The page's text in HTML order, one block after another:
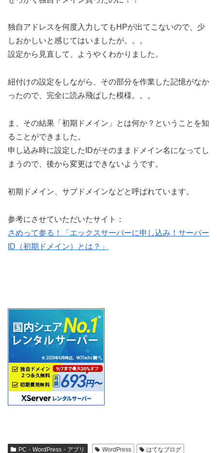
独自アドレスを何度入力してもHPが出てこないので、少
しおかしいと感じてはいましたが。。。
設定から見直して、ようやくわかりました。
紐付けの設定をしながら、その部分を作業した記憶がなか
ったので、完全に読み飛ばした模様。。。
ま、その結果「初期ドメイン」とは何か？ということを知
ることができました。
申し込み時に設定したIDがそのままドメイン名になってし
まうので、後から変更はできないようです。
初期ドメイン、サブドメインなどと呼ばれています。
参考にさせていただいたサイト：
さめって参る！「エックスサーバーに申し込み！サーバー
ID（初期ドメイン）とは？」
PC・WordPress・アプリ WordPress
はてなブログ